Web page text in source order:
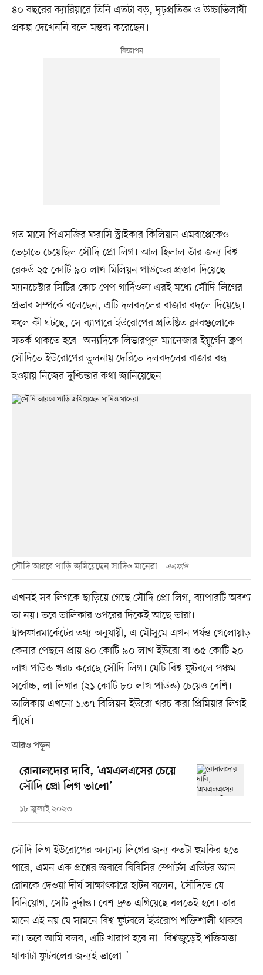
৪০ বছরের ক্যারিয়ারে তিনি এতটা বড়, দৃঢ়প্রতিজ্ঞ ও উচ্চাভিলাষী
প্রকল্প দেখেননি বলে মন্তব্য করেছেন।
গত মাসে পিএসজির ফরাসি স্ট্রাইকার কিলিয়ান এমবাপ্পেকেও
ভেড়াতে চেয়েছিল সৌদি প্রো লিগ। আল হিলাল তাঁর জন্য বিশ্ব
রেকর্ড ২৫ কোটি ৯০ লাখ মিলিয়ন পাউন্ডের প্রস্তাব দিয়েছে।
ম্যানচেস্টার সিটির কোচ পেপ গার্দিওলা এরই মধ্যে সৌদি লিগের
প্রভাব সম্পর্কে বলেছেন, এটি দলবদলের বাজার বদলে দিয়েছে।
ফলে কী ঘটছে, সে ব্যাপারে ইউরোপের প্রতিষ্ঠিত ক্লাবগুলোকে
সতর্ক থাকতে হবে। অন্যদিকে লিভারপুল ম্যানেজার ইয়ুর্গেন ক্লপ
সৌদিতে ইউরোপের তুলনায় দেরিতে দলবদলের বাজার বন্ধ
হওয়ায় নিজের দুশ্চিন্তার কথা জানিয়েছেন।
সৌদি আরবে পাড়ি জমিয়েছেন সাদিও মানেরা এএফপি
এখনই সব লিগকে ছাড়িয়ে গেছে সৌদি প্রো লিগ, ব্যাপারটি অবশ্য
তা নয়। তবে তালিকার ওপরের দিকেই আছে তারা।
ট্রান্সফারমার্কেটের তথ্য অনুযায়ী, এ মৌসুমে এখন পর্যন্ত খেলোয়াড়
কেনার পেছনে প্রায় ৪০ কোটি ৯০ লাখ ইউরো বা ৩৫ কোটি ২০
লাখ পাউন্ড খরচ করেছে সৌদি লিগ। যেটি বিশ্ব ফুটবলে পঞ্চম
সর্বোচ্চ, লা লিগার (২১ কোটি ৮০ লাখ পাউন্ড) চেয়েও বেশি।
তালিকায় এখনো ১.৩৭ বিলিয়ন ইউরো খরচ করা প্রিমিয়ার লিগই
শীর্ষে।
আরও পড়ুন
রোনালদোর দাবি, ‘এমএলএসের চেয়ে
সৌদি প্রো লিগ ভালো’
১৮ জুলাই ২০২৩
সৌদি লিগ ইউরোপের অন্যান্য লিগের জন্য কতটা হুমকির হতে
পারে, এমন এক প্রশ্নের জবাবে বিবিসির স্পোর্টস এডিটর ড্যান
রোনকে দেওয়া দীর্ঘ সাক্ষাৎকারে হাটন বলেন, ‘সৌদিতে যে
বিনিয়োগ, সেটি দুর্দান্ত। বেশ দ্রুত এগিয়েছে বলতেই হবে। তার
মানে এই নয় যে সামনে বিশ্ব ফুটবলে ইউরোপ শক্তিশালী থাকবে
না। তবে আমি বলব, এটি খারাপ হবে না। বিশ্বজুড়েই শক্তিমত্তা
থাকাটা ফুটবলের জন্যই ভালো।’